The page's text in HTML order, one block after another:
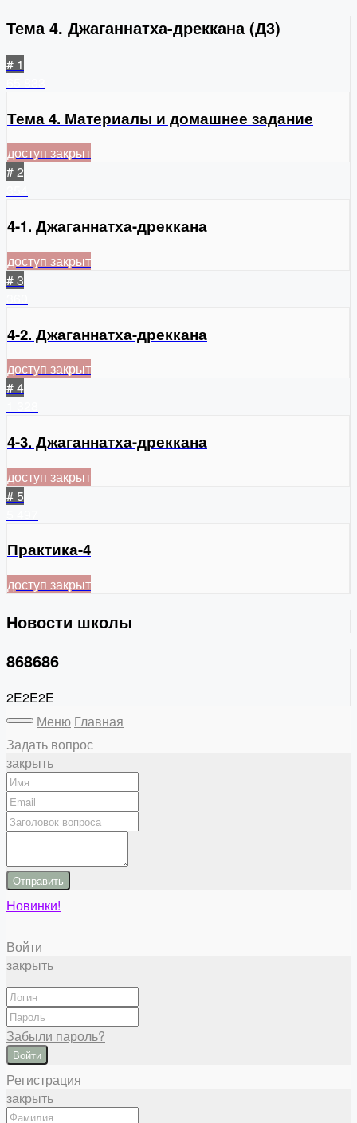
Тема 4. Джаганнатха-дреккана (Д3)
# 1
Тема 4. Материалы и домашнее задание
доступ закрыт
# 2
4-1. Джаганнатха-дреккана
доступ закрыт
# 3
4-2. Джаганнатха-дреккана
доступ закрыт
# 4
4-3. Джаганнатха-дреккана
доступ закрыт
# 5
Практика-4
доступ закрыт
Новости школы
868686
2E2E2E
Меню Главная
Задать вопрос
закрыть
Отправить
Новинки!
Войти
закрыть
Забыли пароль?
Войти
Регистрация
закрыть